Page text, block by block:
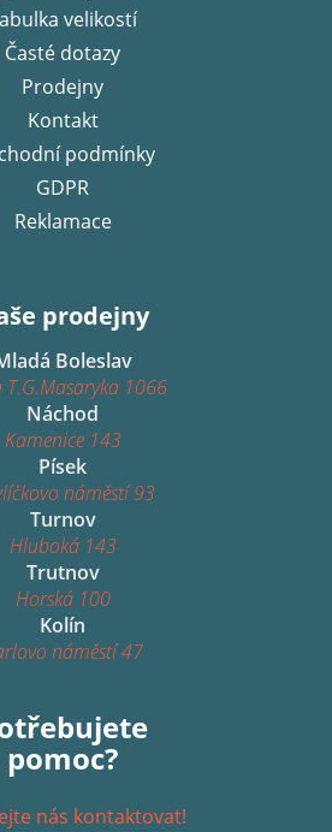
velikostí
Časté dotazy
Prodejny
Kontakt
podmínky
GDPR
Reklamace
prodejny
Boleslav
T.G.Masaryka 1066
Náchod
Kamenice 143
Písek
náměstí 93
Turnov
Hluboká 143
Trutnov
Horská 100
Kolín
náměstí 47
pomoc?
nás kontaktovat!